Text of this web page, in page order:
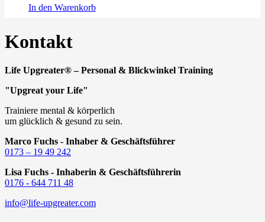
In den Warenkorb
Kontakt
Life Upgreater® – Personal & Blickwinkel Training
"Upgreat your Life"
Trainiere mental & körperlich
um glücklich & gesund zu sein.
Marco Fuchs - Inhaber & Geschäftsführer
0173 – 19 49 242
Lisa Fuchs - Inhaberin & Geschäftsführerin
0176 - 644 711 48
info@life-upgreater.com